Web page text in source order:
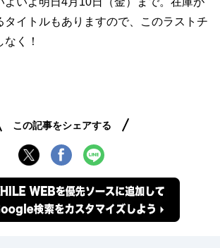
タイトルもありますので、このラストチ
く！
この記事をシェアする